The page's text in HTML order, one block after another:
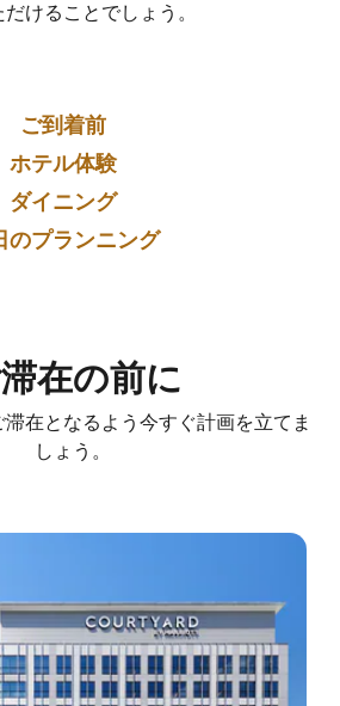
けることでしょう。
ご到着前
ホテル体験
ダイニング
のプランニング
在の前に
在となるよう今すぐ計画を立てま
しょう。